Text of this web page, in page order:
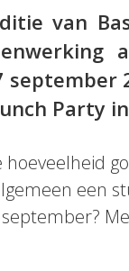
van
Party in
een